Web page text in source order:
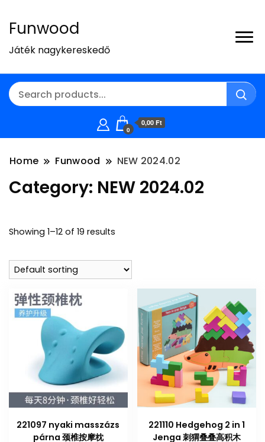
Funwood
Játék nagykereskedő
0
0,00 Ft
Home Funwood NEW 2024.02
Category: NEW 2024.02
Showing 1–12 of 19 results
221097 nyaki masszázs
párna 颈椎按摩枕
221110 Hedgehog 2 in 1
Jenga 刺猬叠叠高积木